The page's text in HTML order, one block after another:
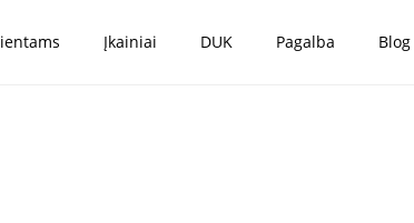
Įkainiai DUK Pagalba Blog